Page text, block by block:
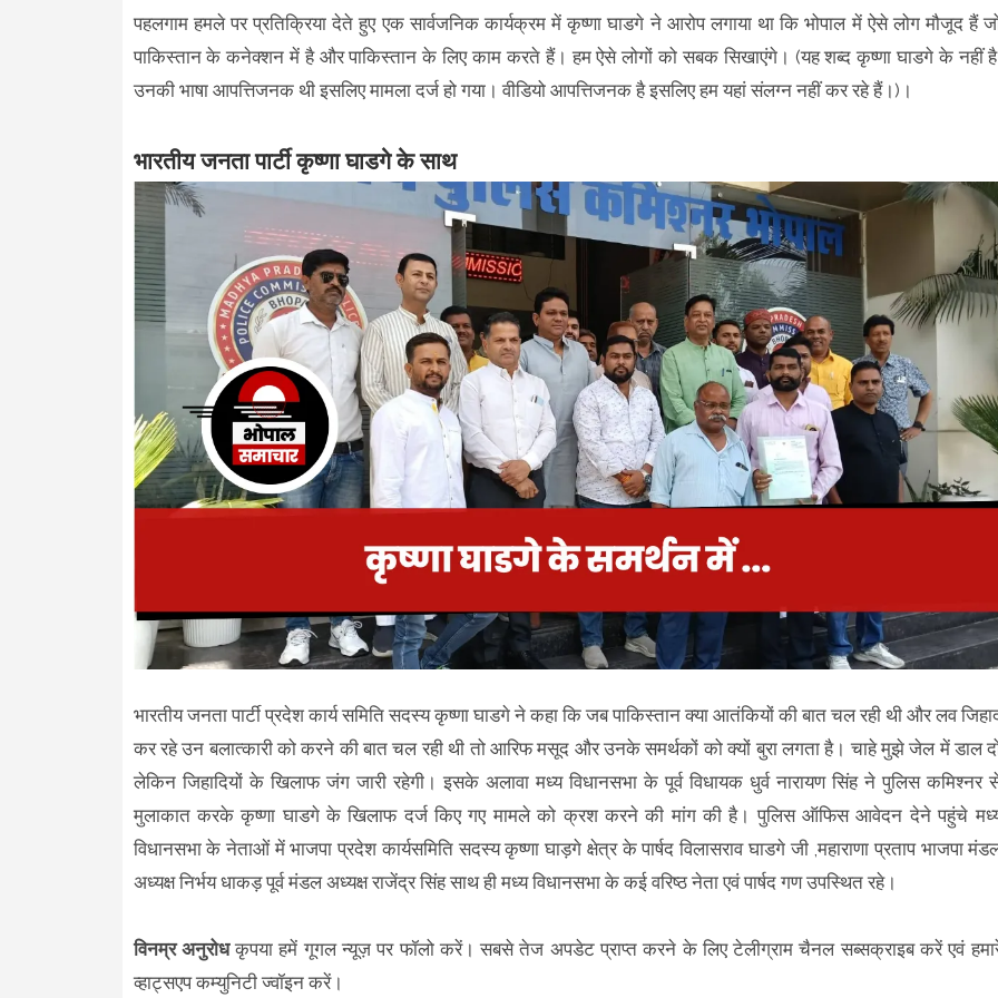
पहलगाम हमले पर प्रतिक्रिया देते हुए एक सार्वजनिक कार्यक्रम में कृष्णा घाडगे ने आरोप लगाया था कि भोपाल में ऐसे लोग मौजूद हैं
पाकिस्तान के कनेक्शन में है और पाकिस्तान के लिए काम करते हैं। हम ऐसे लोगों को सबक सिखाएंगे। (यह शब्द कृष्णा घाडगे के नहीं है,
उनकी भाषा आपत्तिजनक थी इसलिए मामला दर्ज हो गया। वीडियो आपत्तिजनक है इसलिए हम यहां संलग्न नहीं कर रहे हैं।)।
भारतीय जनता पार्टी कृष्णा घाडगे के साथ
भारतीय जनता पार्टी प्रदेश कार्य समिति सदस्य कृष्णा घाडगे ने कहा कि जब पाकिस्तान क्या आतंकियों की बात चल रही थी और लव
कर रहे उन बलात्कारी को करने की बात चल रही थी तो आरिफ मसूद और उनके समर्थकों को क्यों बुरा लगता है। चाहे मुझे जेल में डाल
लेकिन जिहादियों के खिलाफ जंग जारी रहेगी। इसके अलावा मध्य विधानसभा के पूर्व विधायक धुर्व नारायण सिंह ने पुलिस कमिश्नर
मुलाकात करके कृष्णा घाडगे के खिलाफ दर्ज किए गए मामले को क्रश करने की मांग की है। पुलिस ऑफिस आवेदन देने पहुंचे
विधानसभा के नेताओं में भाजपा प्रदेश कार्यसमिति सदस्य कृष्णा घाड़गे क्षेत्र के पार्षद विलासराव घाडगे जी ,महाराणा प्रताप भाजपा
अध्यक्ष निर्भय धाकड़ पूर्व मंडल अध्यक्ष राजेंद्र सिंह साथ ही मध्य विधानसभा के कई वरिष्ठ नेता एवं पार्षद गण उपस्थित रहे।
विनम्र अनुरोधकृपया हमें गूगल न्यूज़ पर फॉलो करें। सबसे तेज अपडेट प्राप्त करने के लिए टेलीग्राम चैनल सब्सक्राइब करें एवं
व्हाट्सएप कम्युनिटी ज्वॉइन करें।